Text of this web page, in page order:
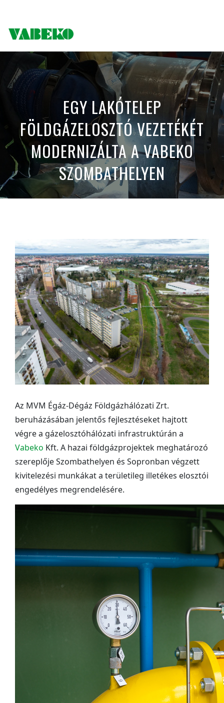
EGY LAKÓTELEP
FÖLDGÁZELOSZTÓ VEZETÉKÉT
MODERNIZÁLTA A VABEKO
SZOMBATHELYEN
Az MVM Égáz-Dégáz Földgázhálózati Zrt.
beruházásában jelentős fejlesztéseket hajtott
végre a gázelosztóhálózati infrastruktúrán a
Vabeko Kft. A hazai földgázprojektek meghatározó
szereplője Szombathelyen és Sopronban végzett
kivitelezési munkákat a területileg illetékes elosztói
engedélyes megrendelésére.